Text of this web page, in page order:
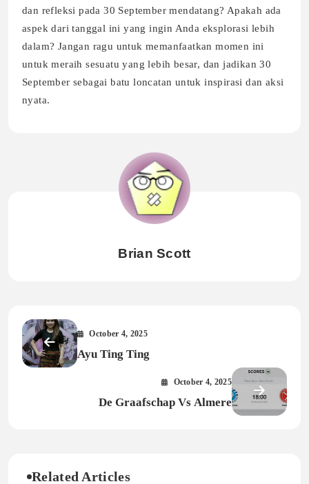
dan refleksi pada 30 September mendatang? Apakah ada
aspek dari tanggal ini yang ingin Anda eksplorasi lebih
dalam? Jangan ragu untuk memanfaatkan momen ini
untuk meraih sesuatu yang lebih besar, dan jadikan 30
September sebagai batu loncatan untuk inspirasi dan aksi
nyata.
Brian Scott
October 4, 2025
Ayu Ting Ting
October 4, 2025
De Graafschap Vs Almere
Related Articles